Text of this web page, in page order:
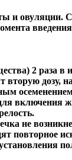
и овуляции.
2 раза в
дозу,
включения
не
повторное